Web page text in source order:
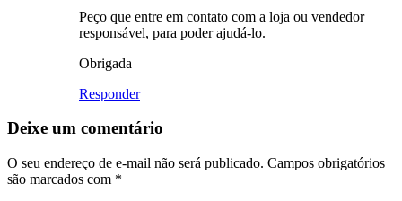
Peço que entre em contato com a loja ou vendedor
responsável, para poder ajudá-lo.
Obrigada
Responder
Deixe um comentário
O seu endereço de e-mail não será publicado. Campos obrigatórios
são marcados com *